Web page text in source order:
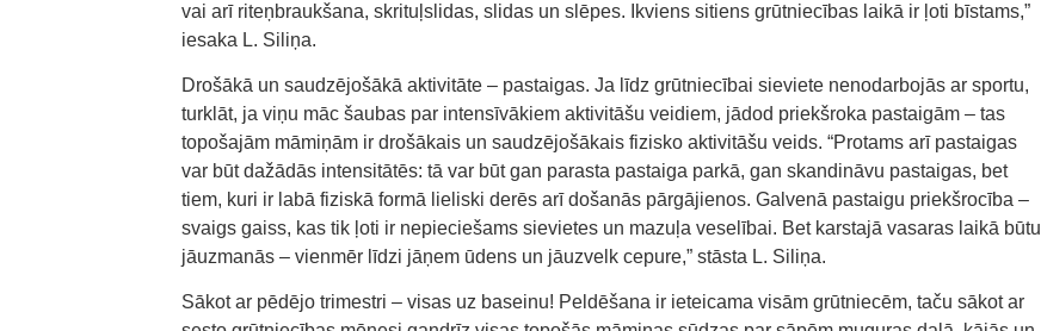
vai arī riteņbraukšana, skrituļslidas, slidas un slēpes. Ikviens sitiens grūtniecības laikā ir ļoti bīstams,”
iesaka L. Siliņa.
Drošākā un saudzējošākā aktivitāte – pastaigas. Ja līdz grūtniecībai sieviete nenodarbojās ar sportu,
turklāt, ja viņu māc šaubas par intensīvākiem aktivitāšu veidiem, jādod priekšroka pastaigām – tas
topošajām māmiņām ir drošākais un saudzējošākais fizisko aktivitāšu veids. “Protams arī pastaigas
var būt dažādās intensitātēs: tā var būt gan parasta pastaiga parkā, gan skandināvu pastaigas, bet
tiem, kuri ir labā fiziskā formā lieliski derēs arī došanās pārgājienos. Galvenā pastaigu priekšrocība –
svaigs gaiss, kas tik ļoti ir nepieciešams sievietes un mazuļa veselībai. Bet karstajā vasaras laikā būtu
jāuzmanās – vienmēr līdzi jāņem ūdens un jāuzvelk cepure,” stāsta L. Siliņa.
Sākot ar pēdējo trimestri – visas uz baseinu! Peldēšana ir ieteicama visām grūtniecēm, taču sākot ar